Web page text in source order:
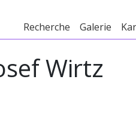
Recherche Galerie
Wirtz